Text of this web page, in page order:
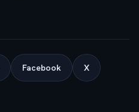
Facebook X